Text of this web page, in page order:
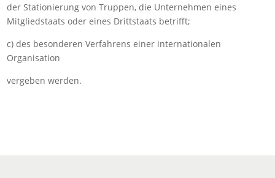
der Stationierung von Truppen, die Unternehmen eines
Mitgliedstaats oder eines Drittstaats betrifft;
c) des besonderen Verfahrens einer internationalen
Organisation
vergeben werden.